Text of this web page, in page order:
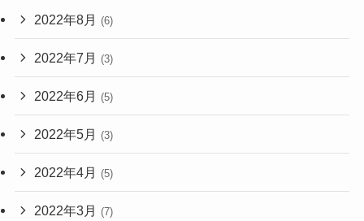
2022年8月 (6)
2022年7月 (3)
2022年6月 (5)
2022年5月 (3)
2022年4月 (5)
2022年3月 (7)